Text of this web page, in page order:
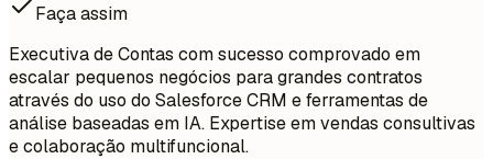
Faça assim
Executiva de Contas com sucesso comprovado em
escalar pequenos negócios para grandes contratos
através do uso do Salesforce CRM e ferramentas de
análise baseadas em IA. Expertise em vendas consultivas
e colaboração multifuncional.